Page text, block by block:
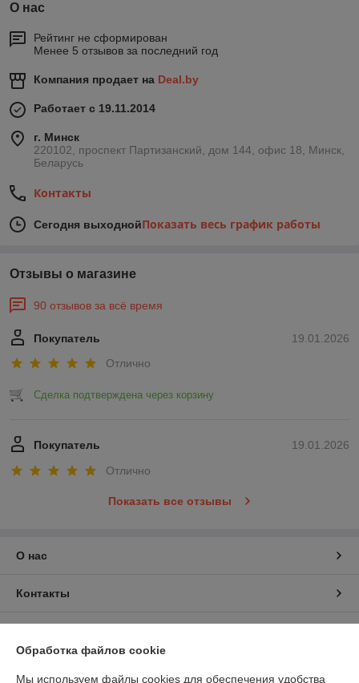
О нас
Рейтинг не сформирован
Менее 5 отзывов за последний год
Компания продает на Deal.by
Работает с 19.11.2014
г. Минск
220102, проспект Партизанский, дом 144, офис 18, Минск,
Беларусь
Контакты
Сегодня выходнойПоказать весь график работы
Отзывы о магазине
90 отзывов за всё время
19.01.2026
Покупатель
Отлично
Сделка подтверждена через корзину
19.01.2026
Покупатель
Отлично
Показать все отзывы
О нас
Контакты
Обработка файлов cookie
Мы используем файлы cookies для обеспечения удобства